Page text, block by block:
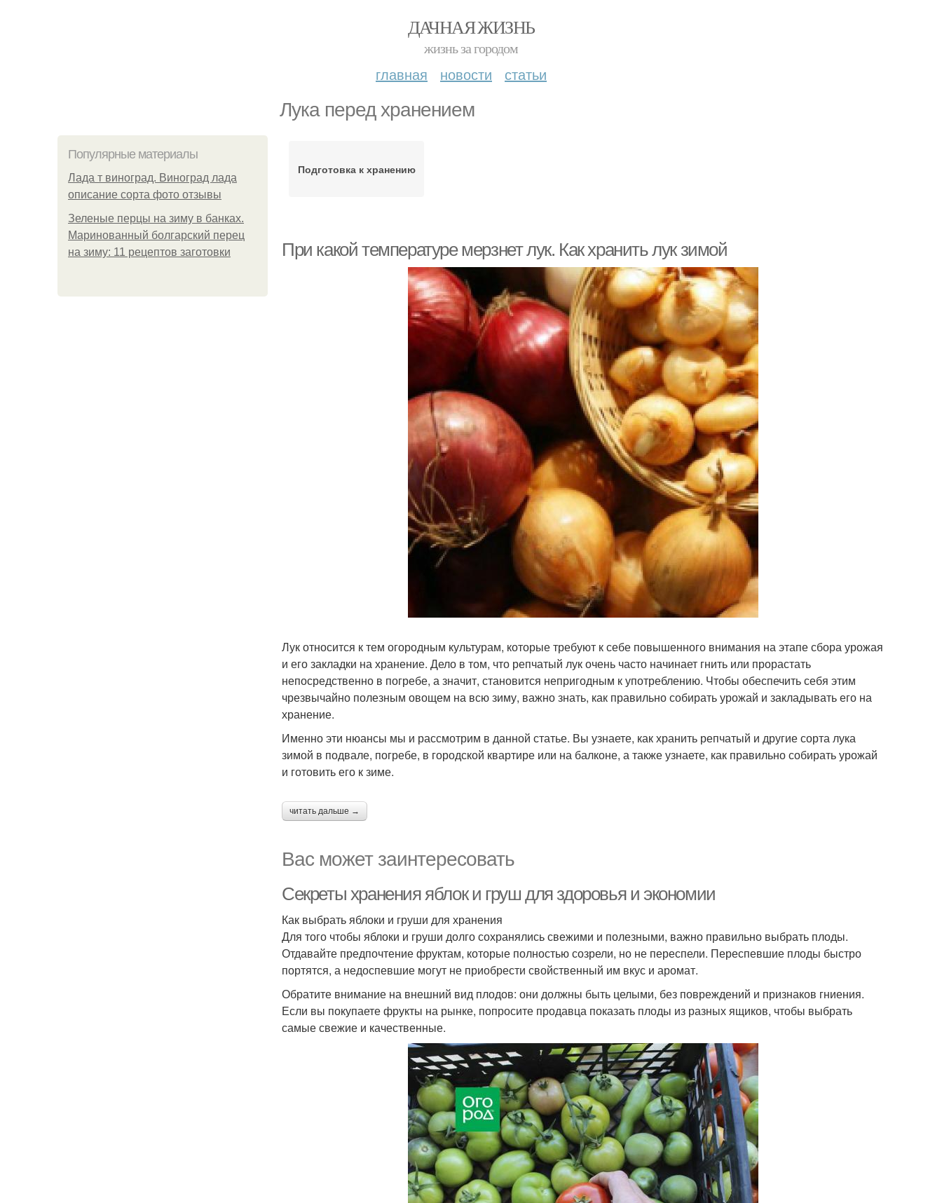
ДАЧНАЯ ЖИЗНЬ
жизнь за городом
главная новости статьи
Лука перед хранением
Популярные материалы
Лада т виноград. Виноград лада
описание сорта фото отзывы
Зеленые перцы на зиму в банках.
Маринованный болгарский перец
на зиму: 11 рецептов заготовки
Подготовка к хранению
При какой температуре мерзнет лук. Как хранить лук зимой
Лук относится к тем огородным культурам, которые требуют к себе повышенного внимания на этапе сбора урожая
и его закладки на хранение. Дело в том, что репчатый лук очень часто начинает гнить или прорастать
непосредственно в погребе, а значит, становится непригодным к употреблению. Чтобы обеспечить себя этим
чрезвычайно полезным овощем на всю зиму, важно знать, как правильно собирать урожай и закладывать его на
хранение.
Именно эти нюансы мы и рассмотрим в данной статье. Вы узнаете, как хранить репчатый и другие сорта лука
зимой в подвале, погребе, в городской квартире или на балконе, а также узнаете, как правильно собирать урожай
и готовить его к зиме.
читать дальше →
Вас может заинтересовать
Секреты хранения яблок и груш для здоровья и экономии
Как выбрать яблоки и груши для хранения
Для того чтобы яблоки и груши долго сохранялись свежими и полезными, важно правильно выбрать плоды.
Отдавайте предпочтение фруктам, которые полностью созрели, но не переспели. Переспевшие плоды быстро
портятся, а недоспевшие могут не приобрести свойственный им вкус и аромат.
Обратите внимание на внешний вид плодов: они должны быть целыми, без повреждений и признаков гниения.
Если вы покупаете фрукты на рынке, попросите продавца показать плоды из разных ящиков, чтобы выбрать
самые свежие и качественные.